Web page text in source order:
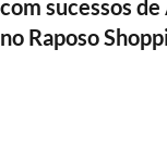
com sucessos
no Raposo